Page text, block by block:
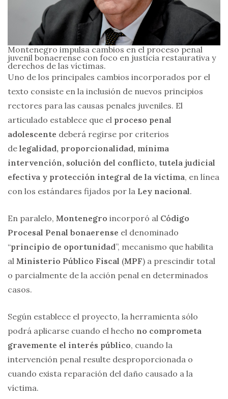
Montenegro impulsa cambios en el proceso penal
juvenil bonaerense con foco en justicia restaurativa y
derechos de las víctimas.
Uno de los principales cambios incorporados por el
texto consiste en la inclusión de nuevos principios
rectores para las causas penales juveniles. El
articulado establece que el proceso penal
adolescente deberá regirse por criterios
de legalidad, proporcionalidad, mínima
intervención, solución del conflicto, tutela judicial
efectiva y protección integral de la víctima, en línea
con los estándares fijados por la Ley nacional.
En paralelo, Montenegro incorporó al Código
Procesal Penal bonaerense el denominado
“principio de oportunidad”, mecanismo que habilita
al Ministerio Público Fiscal (MPF) a prescindir total
o parcialmente de la acción penal en determinados
casos.
Según establece el proyecto, la herramienta sólo
podrá aplicarse cuando el hecho no comprometa
gravemente el interés público, cuando la
intervención penal resulte desproporcionada o
cuando exista reparación del daño causado a la
víctima.